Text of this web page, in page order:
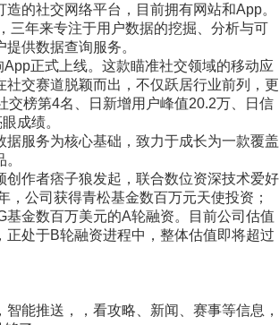
的社交网络平台，目前拥有网站和App。
三年来专注于用户数据的挖掘、分析与可
供数据查询服务。
正式上线。这款瞄准社交领域的移动应
社交赛道脱颖而出，不仅跃居行业前列，更
交榜第4名、日新增用户峰值20.2万、日信
成绩。
据服务为核心基础，致力于成长为一款覆盖
创作者痞子狼发起，联合数位资深技术爱好
，公司获得青松基金数百万元天使投资；
基金数百万美元的A轮融资。目前公司估值
正处于B轮融资进程中，整体估值即将超过
能推送，，看攻略、新闻、赛事等信息，